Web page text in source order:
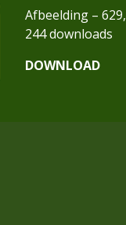
Afbeelding –
244 downloads
DOWNLOAD